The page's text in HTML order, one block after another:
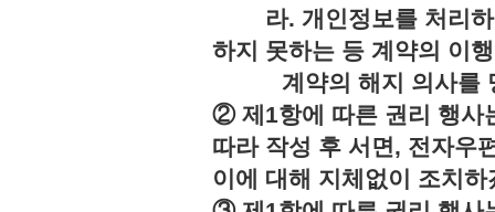
라. 개인정보를 처리하
하지 못하는 등 계약의 이
계약의 해지 의사를 명
② 제1항에 따른 권리 행사
따라 작성 후 서면, 전자우
이에 대해 지체없이 조치하